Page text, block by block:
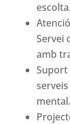
Servei
amb
Suport
mental.